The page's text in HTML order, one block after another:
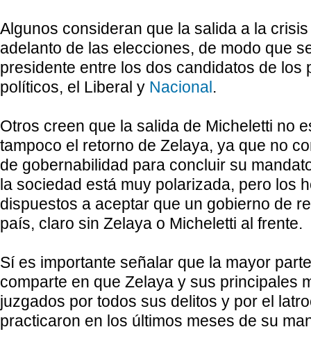
Algunos consideran que la salida a la
adelanto de las elecciones, de modo que
presidente entre los dos candidatos de los
políticos, el Liberal y Nacional .
Otros creen que la salida de Micheletti no
tampoco el retorno de Zelaya, ya que no
de gobernabilidad para concluir su
la sociedad está muy polarizada, pero los
dispuestos a aceptar que un gobierno de
país, claro sin Zelaya o Micheletti al frente.
Sí es importante señalar que la mayor
comparte en que Zelaya y sus principales
juzgados por todos sus delitos y por el
practicaron en los últimos meses de su